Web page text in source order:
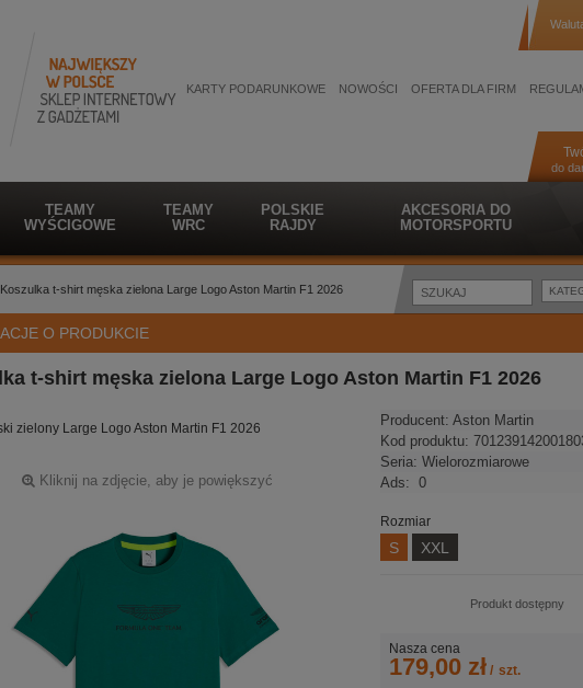
KARTY PODARUNKOWE NOWOŚCI OFERTA DLA FIRM
do
TEAMY
WYŚCIGOWE
TEAMY
WRC
POLSKIE
RAJDY
AKCESORIA DO
MOTORSPORTU
Koszulka t-shirt męska zielona Large Logo Aston Martin F1 2026
O PRODUKCIE
t-shirt męska zielona Large Logo Aston Martin F1 2026
zielony Large Logo Aston Martin F1 2026
Kliknij na zdjęcie, aby je powiększyć
Producent: Aston Martin
Kod produktu:
Seria: Wielorozmiarowe
Ads: 0
Rozmiar
S XXL
Produkt dostępny
Nasza cena
179,00 zł/ szt.